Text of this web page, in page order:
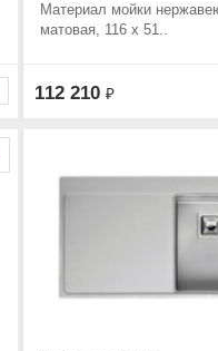
Материал мойки
матовая, 116 x 51..
112 210 ₽